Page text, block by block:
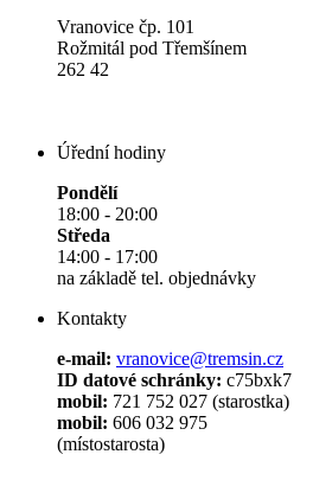
Vranovice čp. 101
Rožmitál pod Třemšínem
262 42
Úřední hodiny
Pondělí
18:00 - 20:00
Středa
14:00 - 17:00
na základě tel. objednávky
Kontakty
e-mail: vranovice@tremsin.cz
ID datové schránky: c75bxk7
mobil: 721 752 027 (starostka)
mobil: 606 032 975
(místostarosta)